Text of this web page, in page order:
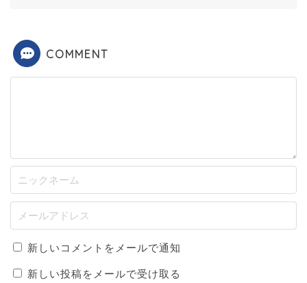
COMMENT
新しいコメントをメールで通知
新しい投稿をメールで受け取る